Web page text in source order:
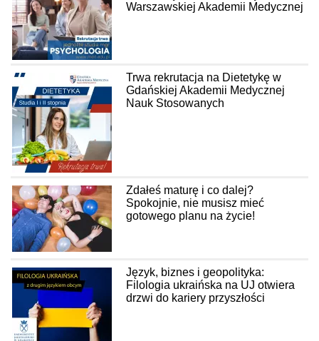
Warszawskiej Akademii Medycznej
Trwa rekrutacja na Dietetykę w
Gdańskiej Akademii Medycznej
Nauk Stosowanych
Zdałeś maturę i co dalej?
Spokojnie, nie musisz mieć
gotowego planu na życie!
Język, biznes i geopolityka:
Filologia ukraińska na UJ otwiera
drzwi do kariery przyszłości